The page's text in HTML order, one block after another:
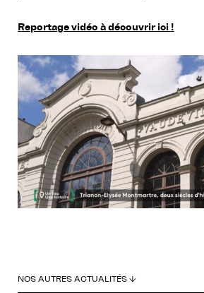
Reportage vidéo à découvrir ici !
NOS AUTRES ACTUALITÉS ↓